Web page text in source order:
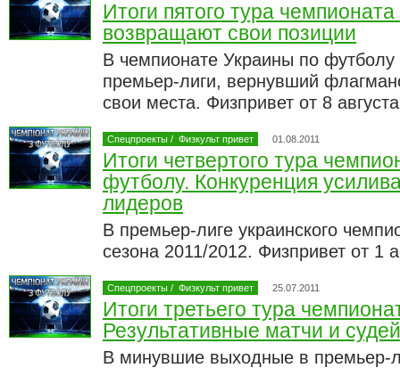
Итоги пятого тура
возвращают свои позиции
В чемпионате Украины по
премьер-лиги, вернувший
свои места. Физпривет от 8
Спецпроекты / Физкульт привет 01.08.2011
Итоги четвертого тура
футболу. Конкуренция
лидеров
В премьер-лиге украинского
сезона 2011/2012. Физпривет от 1
Спецпроекты / Физкульт привет 25.07.2011
Итоги третьего тура
Результативные матчи и
В минувшие выходные в премьер-